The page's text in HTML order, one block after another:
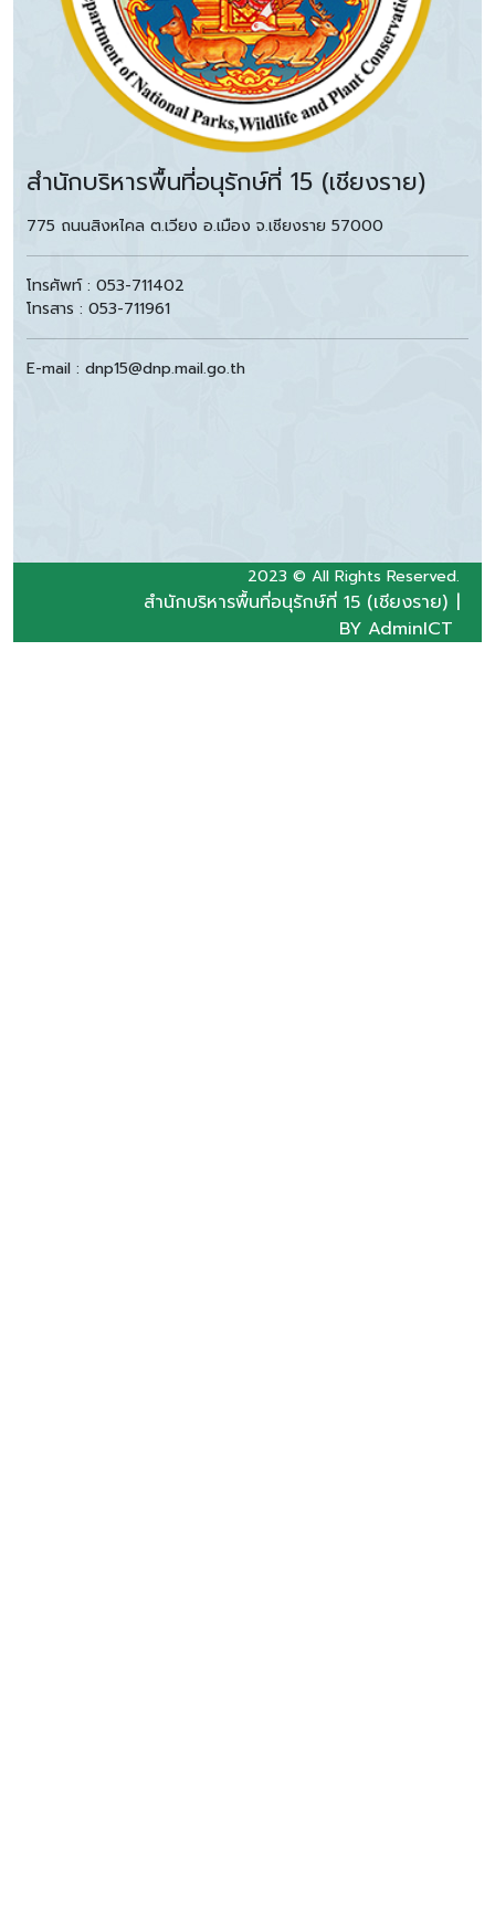
สำนักบริหารพื้นที่อนุรักษ์ที่ 15 (เชียงราย)
775 ถนนสิงหไคล ต.เวียง อ.เมือง จ.เชียงราย 57000
โทรศัพท์ : 053-711402
โทรสาร : 053-711961
E-mail : dnp15@dnp.mail.go.th
2023 © All Rights Reserved.
สำนักบริหารพื้นที่อนุรักษ์ที่ 15 (เชียงราย) |
BY AdminICT